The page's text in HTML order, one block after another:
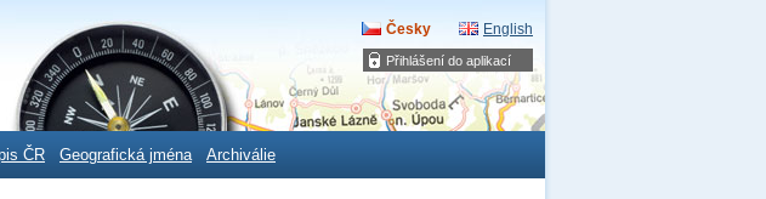
Přihlášení do aplikací
Česky English
ČR Geografická jména Archiválie